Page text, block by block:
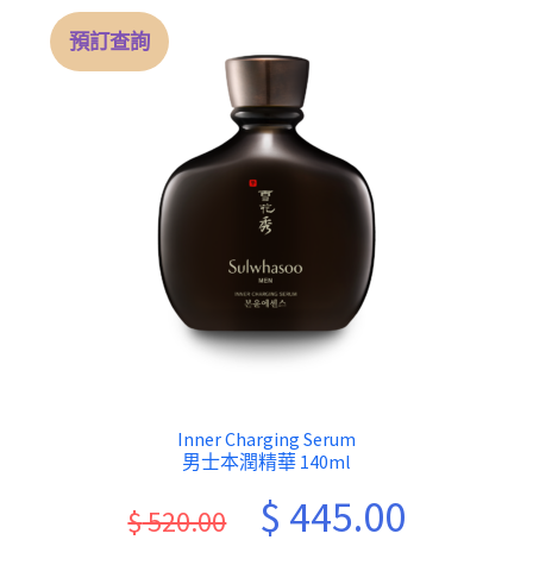
預訂查詢
Inner Charging Serum
男士本潤精華 140ml
$520.00
Original
price
$ 445.00Current